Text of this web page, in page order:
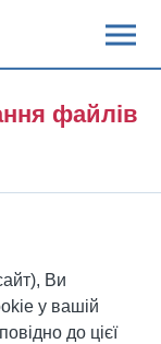
файлів
Ви
у вашій
до цієї